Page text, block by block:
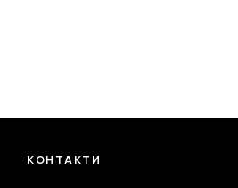
КОНТАКТИ